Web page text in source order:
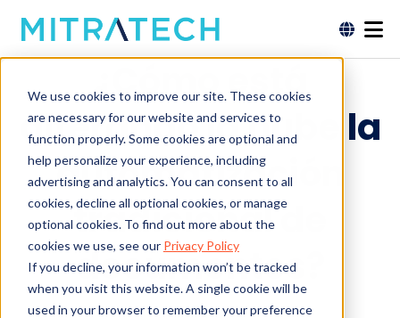
We use cookies to improve our site. These cookies
are necessary for our website and services to
function properly. Some cookies are optional and
help personalize your experience, including
advertising and analytics. You can consent to all
cookies, decline all optional cookies, or manage
optional cookies. To find out more about the
cookies we use, see our Privacy Policy
If you decline, your information won’t be tracked
when you visit this website. A single cookie will be
used in your browser to remember your preference
¿Cómo está
alterando la nube la
automatización
tradicional de
documentos?